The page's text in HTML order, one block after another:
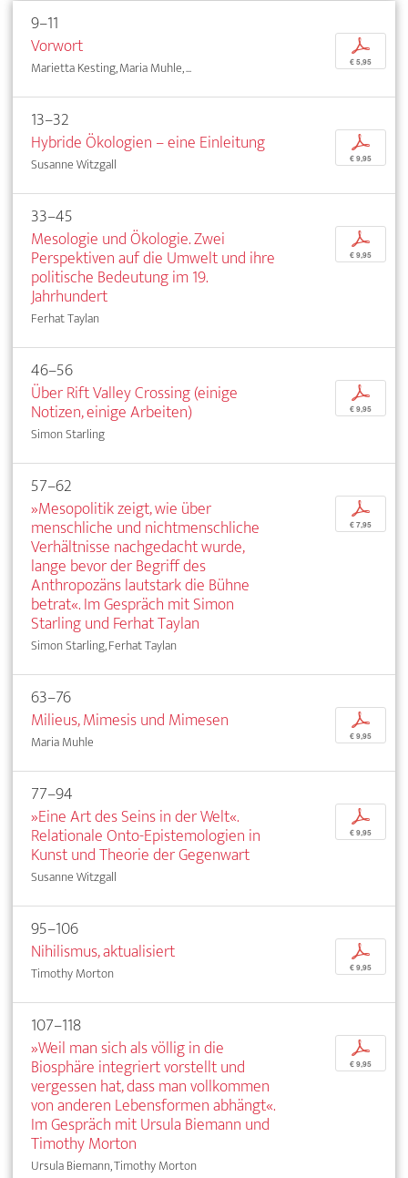
9–11
Vorwort
Marietta Kesting, Maria Muhle, ...
p
€ 5,95
13–32
Hybride Ökologien – eine Einleitung
Susanne Witzgall
p
€ 9,95
33–45
Mesologie und Ökologie. Zwei
Perspektiven auf die Umwelt und ihre
politische Bedeutung im 19.
Jahrhundert
Ferhat Taylan
p
€ 9,95
46–56
Über Rift Valley Crossing (einige
Notizen, einige Arbeiten)
Simon Starling
p
€ 9,95
57–62
»Mesopolitik zeigt, wie über
menschliche und nichtmenschliche
Verhältnisse nachgedacht wurde,
lange bevor der Begriff des
Anthropozäns lautstark die Bühne
betrat«. Im Gespräch mit Simon
Starling und Ferhat Taylan
Simon Starling, Ferhat Taylan
p
€ 7,95
63–76
Milieus, Mimesis und Mimesen
Maria Muhle
p
€ 9,95
77–94
»Eine Art des Seins in der Welt«.
Relationale Onto-Epistemologien in
Kunst und Theorie der Gegenwart
Susanne Witzgall
p
€ 9,95
95–106
Nihilismus, aktualisiert
Timothy Morton
p
€ 9,95
107–118
»Weil man sich als völlig in die
Biosphäre integriert vorstellt und
vergessen hat, dass man vollkommen
von anderen Lebensformen abhängt«.
Im Gespräch mit Ursula Biemann und
Timothy Morton
Ursula Biemann, Timothy Morton
p
€ 9,95